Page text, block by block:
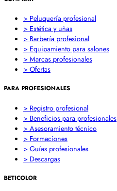
> Peluquería profesional
> Estética y uñas
> Barbería profesional
> Equipamiento para salones
> Marcas profesionales
> Ofertas
PARA PROFESIONALES
> Registro profesional
> Beneficios para profesionales
> Asesoramiento técnico
> Formaciones
> Guías profesionales
> Descargas
BETICOLOR